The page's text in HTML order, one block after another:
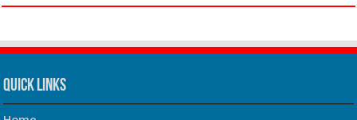
Quick Links